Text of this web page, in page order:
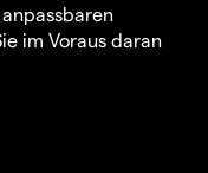
im Voraus daran